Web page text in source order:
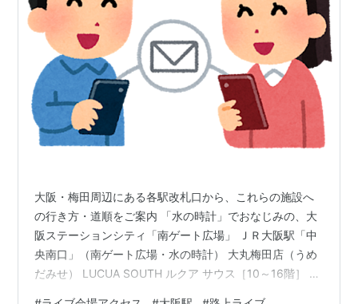
大阪・梅田周辺にある各駅改札口から、これらの施設へ
の行き方・道順をご案内 「水の時計」でおなじみの、大
阪ステーションシティ「南ゲート広場」 ＪＲ大阪駅「中
央南口」（南ゲート広場・水の時計） 大丸梅田店（うめ
だみせ） LUCUA SOUTH ルクア サウス［10～16階］ ホ